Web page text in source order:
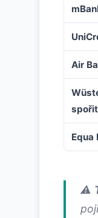
Air
Equa
⚠️